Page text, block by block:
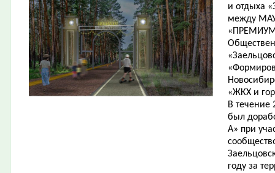
и отдыха
между
«ЖКХ и
В течение
был
А» при
году за